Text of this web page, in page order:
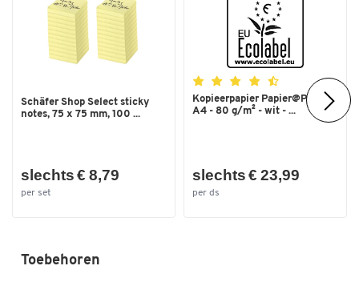
Schäfer Shop Select sticky
notes, 75 x 75 mm, 100 ...
slechts € 8,79
per set
Kopieerpapier Papier@Print -
A4 - 80 g/m² - wit - ...
slechts € 23,99
per ds
Toebehoren